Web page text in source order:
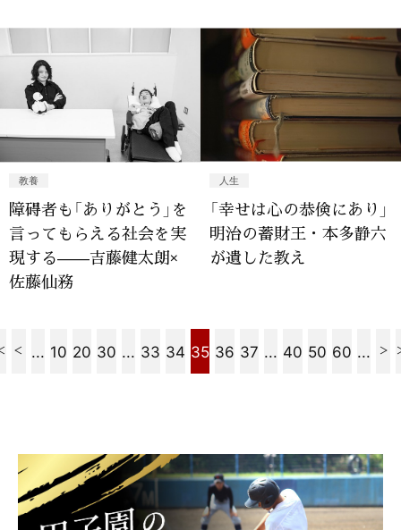
教養
障碍者も「ありがとう」を
言ってもらえる社会を実
現する——吉藤健太朗×
佐藤仙務
人生
「幸せは心の恭倹にあり」
明治の蓄財王・本多静六
が遺した教え
... 10 20 30 ... 33 34 35 36 37 ... 40 50 60 ...